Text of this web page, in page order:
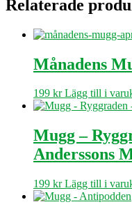
Relaterade
Månadens
199 kr Lägg till i
Mugg –
Anderssons
199 kr Lägg till i